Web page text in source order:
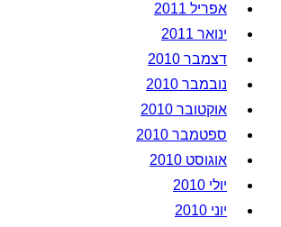
אפריל 2011
ינואר 2011
דצמבר 2010
נובמבר 2010
אוקטובר 2010
ספטמבר 2010
אוגוסט 2010
יולי 2010
יוני 2010